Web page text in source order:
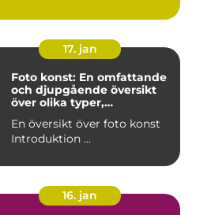
17. jan
Foto konst: En omfattande
och djupgående översikt
över olika typer,
aspekter
En översikt över foto konst
Introduktion ...
16. jan